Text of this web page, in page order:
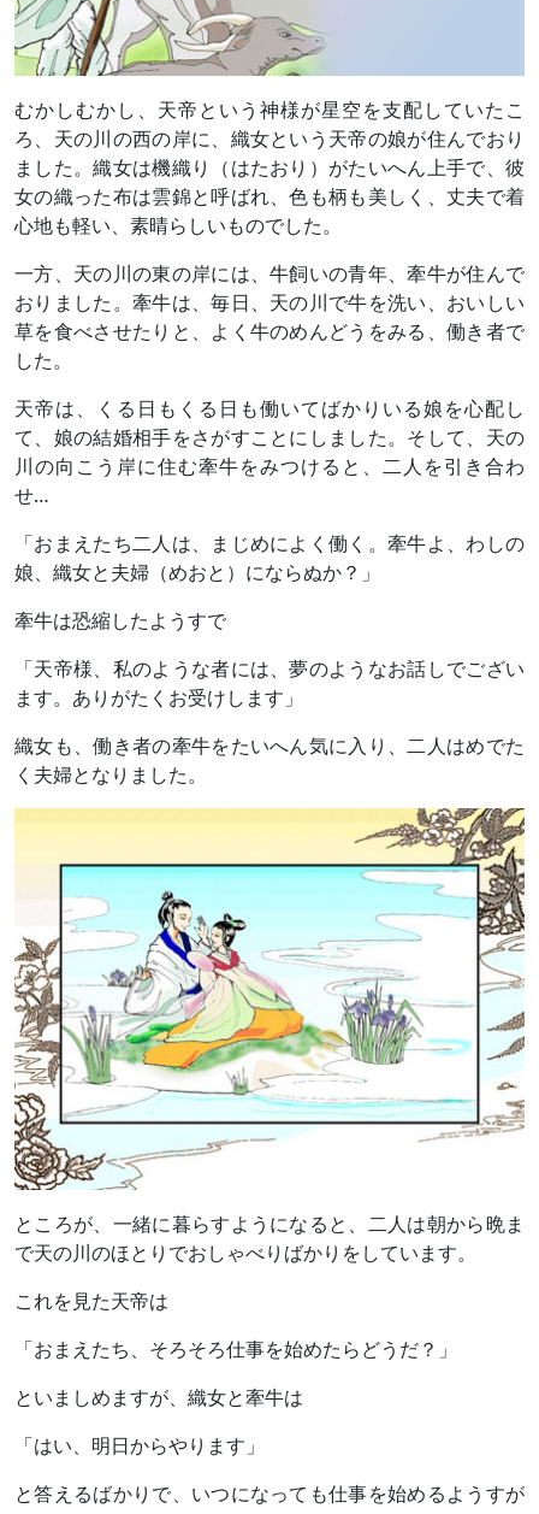
むかしむかし、天帝という神様が星空を支配していたこ
ろ、天の川の西の岸に、織女という天帝の娘が住んでおり
ました。織女は機織り（はたおり）がたいへん上手で、彼
女の織った布は雲錦と呼ばれ、色も柄も美しく、丈夫で着
心地も軽い、素晴らしいものでした。
一方、天の川の東の岸には、牛飼いの青年、牽牛が住んで
おりました。牽牛は、毎日、天の川で牛を洗い、おいしい
草を食べさせたりと、よく牛のめんどうをみる、働き者で
した。
天帝は、くる日もくる日も働いてばかりいる娘を心配し
て、娘の結婚相手をさがすことにしました。そして、天の
川の向こう岸に住む牽牛をみつけると、二人を引き合わ
せ…
「おまえたち二人は、まじめによく働く。牽牛よ、わしの
娘、織女と夫婦（めおと）にならぬか？」
牽牛は恐縮したようすで
「天帝様、私のような者には、夢のようなお話しでござい
ます。ありがたくお受けします」
織女も、働き者の牽牛をたいへん気に入り、二人はめでた
く夫婦となりました。
ところが、一緒に暮らすようになると、二人は朝から晩ま
で天の川のほとりでおしゃべりばかりをしています。
これを見た天帝は
「おまえたち、そろそろ仕事を始めたらどうだ？」
といましめますが、織女と牽牛は
「はい、明日からやります」
と答えるばかりで、いつになっても仕事を始めるようすが